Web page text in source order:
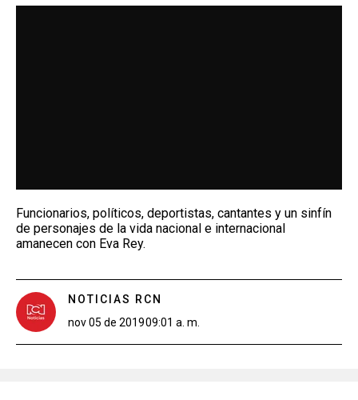
EMISIÓN 11:30 PM
Funcionarios, políticos, deportistas, cantantes y un sinfín
de personajes de la vida nacional e internacional
amanecen con Eva Rey.
NOTICIAS RCN
nov 05 de 201909:01 a. m.